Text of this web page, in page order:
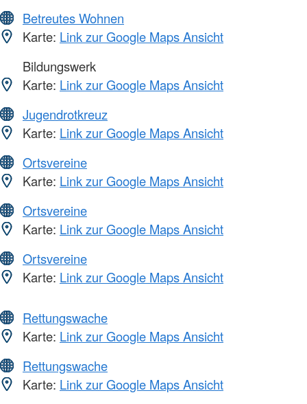
Betreutes Wohnen
Karte: Link zur Google Maps Ansicht
Bildungswerk
Karte: Link zur Google Maps Ansicht
Jugendrotkreuz
Karte: Link zur Google Maps Ansicht
Ortsvereine
Karte: Link zur Google Maps Ansicht
Ortsvereine
Karte: Link zur Google Maps Ansicht
Ortsvereine
Karte: Link zur Google Maps Ansicht
Rettungswache
Karte: Link zur Google Maps Ansicht
Rettungswache
Karte: Link zur Google Maps Ansicht